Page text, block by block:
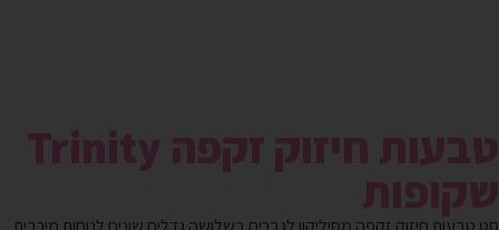
טבעות חיזוק זקפה Trinity
שקופות